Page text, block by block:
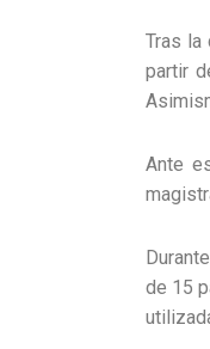
Tras la
partir
Ante
de 15